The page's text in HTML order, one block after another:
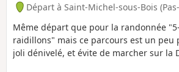
Départ à Saint-Michel-sous-Bois
Même départ que pour la randonnée
raidillons" mais ce parcours est un peu
joli dénivelé, et évite de marcher sur la